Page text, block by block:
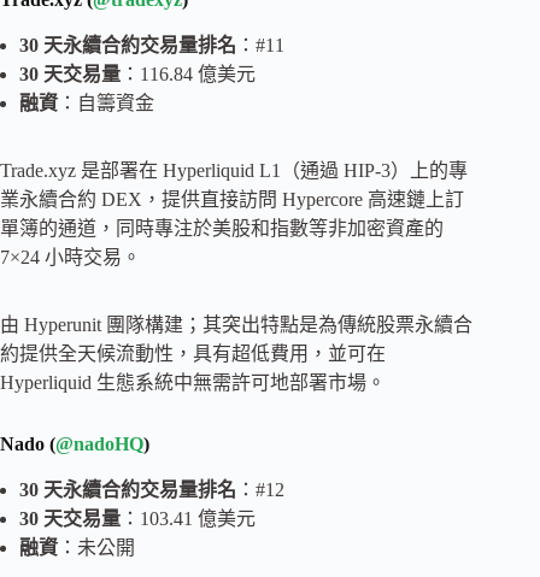
30 天永續合約交易量排名 ：#11
30 天交易量 ：116.84 億美元
融資 ：自籌資金
Trade.xyz 是部署在 Hyperliquid L1（通過 HIP-3）上的專
業永續合約 DEX，提供直接訪問 Hypercore 高速鏈上訂
單簿的通道，同時專注於美股和指數等非加密資產的
7×24 小時交易。
由 Hyperunit 團隊構建；其突出特點是為傳統股票永續合
約提供全天候流動性，具有超低費用，並可在
Hyperliquid 生態系統中無需許可地部署市場。
Nado (@nadoHQ)
30 天永續合約交易量排名 ：#12
30 天交易量 ：103.41 億美元
融資 ：未公開